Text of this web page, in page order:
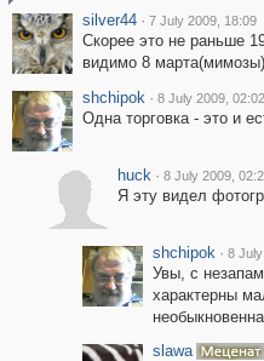
silver44 · 7 July 2009, 18:09
Скорее это не раньше
видимо 8
shchipok · 8 July 2009, 02:02
Одна торговка - это и
huck · 8 July 2009,
Я эту видел
shchipok · 8
Увы, с
характерны
slawa